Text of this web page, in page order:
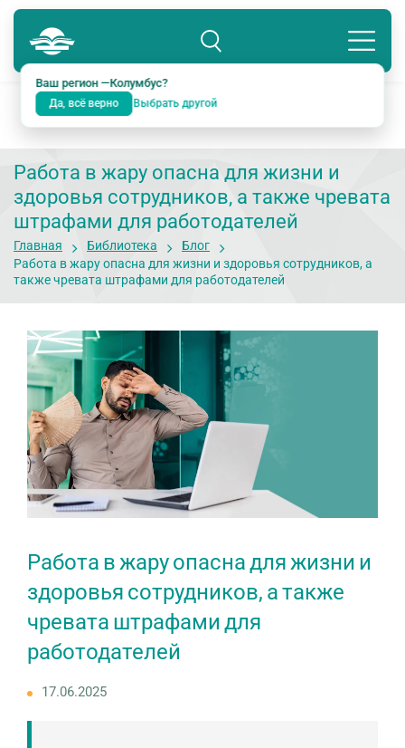
Колумбус
Подразделение: Екатеринбург
Ваш регион —Колумбус?
Да, всё верно Выбрать другой
8 800 234-18-38
Работа в жару опасна для жизни и
здоровья сотрудников, а также чревата
штрафами для работодателей
Главная Библиотека
Блог
Работа в жару опасна для жизни и здоровья сотрудников, а
также чревата штрафами для работодателей
Работа в жару опасна для жизни и
здоровья сотрудников, а также
чревата штрафами для
работодателей
17.06.2025